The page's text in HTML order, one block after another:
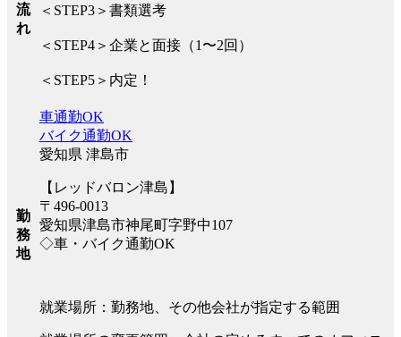
流
れ
＜STEP3＞書類選考
＜STEP4＞企業と面接（1〜2回）
＜STEP5＞内定！
勤
務
地
車通勤OK
バイク通勤OK
愛知県 津島市
【レッドバロン津島】
〒496-0013
愛知県津島市神尾町字野中107
◇車・バイク通勤OK
就業場所：勤務地、その他会社が指定する範囲